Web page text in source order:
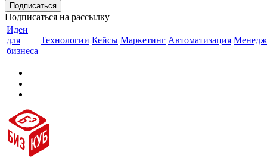
Подписаться на рассылку
Идеи
для
бизнеса
Технологии Кейсы Маркетинг Автоматизация